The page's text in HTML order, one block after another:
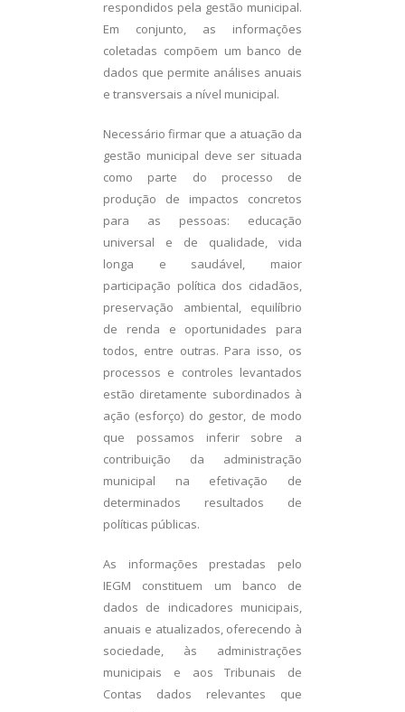
respondidos pela gestão municipal.
Em conjunto, as informações
coletadas compõem um banco de
dados que permite análises anuais
e transversais a nível municipal.
Necessário firmar que a atuação da
gestão municipal deve ser situada
como parte do processo de
produção de impactos concretos
para as pessoas: educação
universal e de qualidade, vida
longa e saudável, maior
participação política dos cidadãos,
preservação ambiental, equilíbrio
de renda e oportunidades para
todos, entre outras. Para isso, os
processos e controles levantados
estão diretamente subordinados à
ação (esforço) do gestor, de modo
que possamos inferir sobre a
contribuição da administração
municipal na efetivação de
determinados resultados de
políticas públicas.
As informações prestadas pelo
IEGM constituem um banco de
dados de indicadores municipais,
anuais e atualizados, oferecendo à
sociedade, às administrações
municipais e aos Tribunais de
Contas dados relevantes que